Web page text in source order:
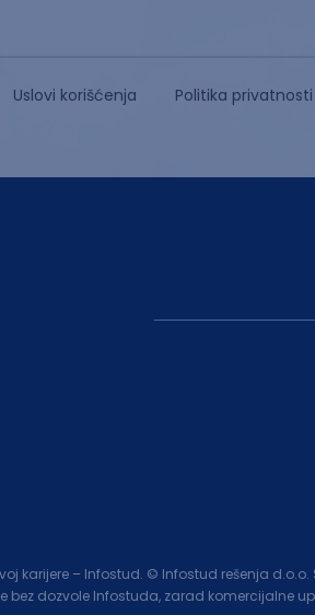
Uslovi korišćenja Politika privatnosti
karijere – Infostud. © Infostud rešenja
dozvole Infostuda, zarad komercijalne